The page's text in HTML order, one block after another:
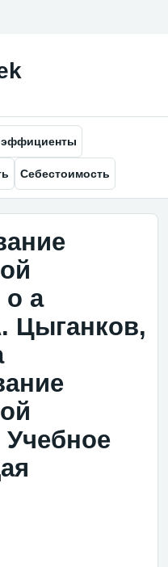
Себестоимость
о а
Цыганков,
Учебное